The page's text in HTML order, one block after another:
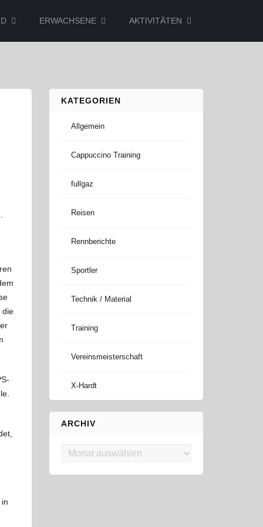
ERWACHSENE AKTIVITÄTEN
die
KATEGORIEN
Allgemein
Cappuccino Training
fullgaz
Reisen
Rennberichte
Sportler
Technik / Material
Training
Vereinsmeisterschaft
X-Hardt
ARCHIV
Archiv